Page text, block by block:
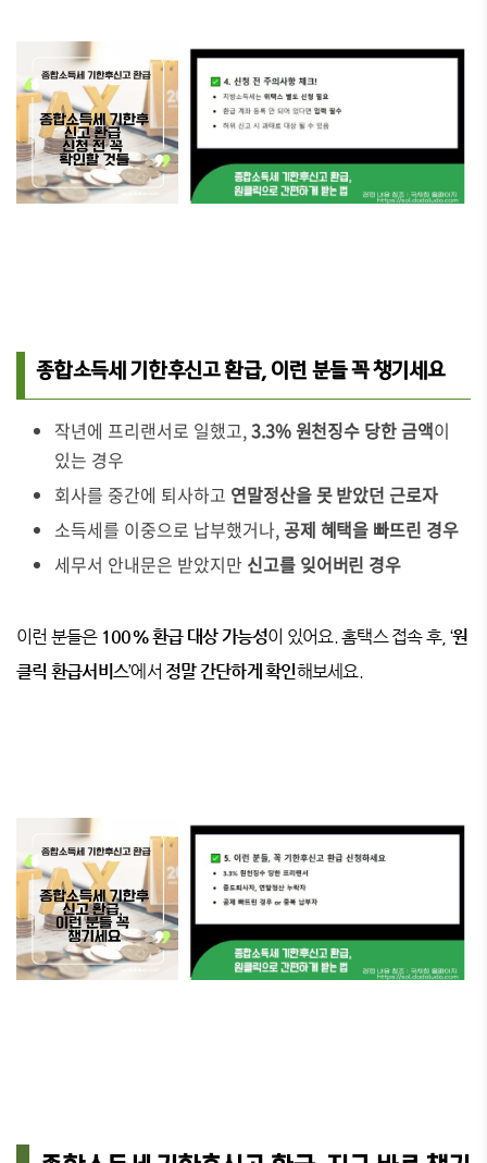
종합소득세 기한후신고 환급, 이런 분들 꼭 챙기세요
작년에 프리랜서로 일했고,3.3% 원천징수 당한 금액이
있는 경우
회사를 중간에 퇴사하고 연말정산을 못 받았던 근로자
소득세를 이중으로 납부했거나, 공제 혜택을 빠뜨린 경우
세무서 안내문은 받았지만 신고를 잊어버린 경우
이런 분들은 100% 환급 대상 가능성이 있어요. 홈택스 접속 후, ‘원
클릭 환급서비스’에서 정말 간단하게 확인해보세요.